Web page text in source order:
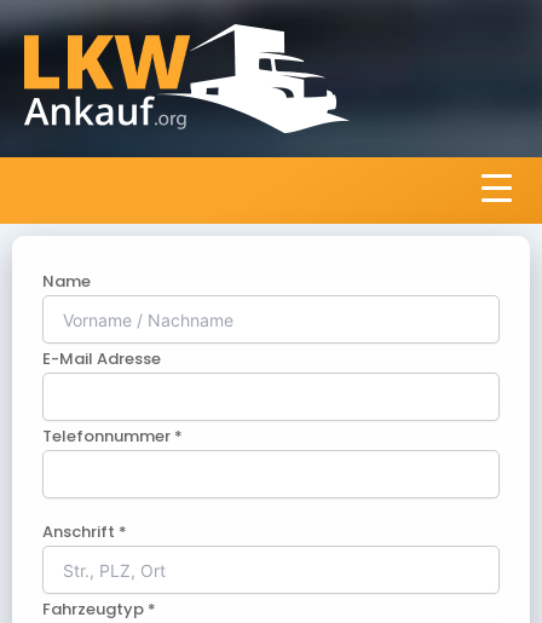
Name
E-Mail Adresse
Telefonnummer *
Anschrift *
Fahrzeugtyp *